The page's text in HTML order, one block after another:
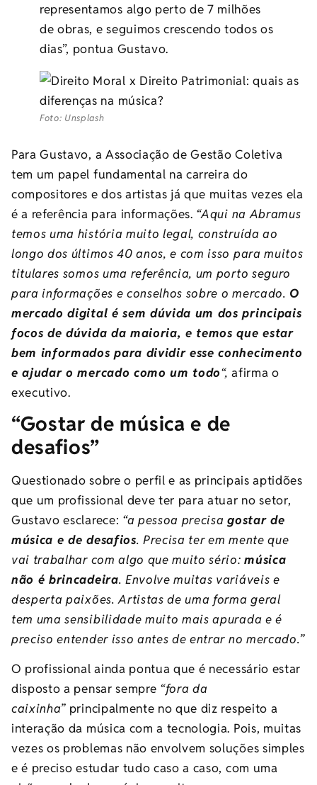
representamos algo perto de 7 milhões
de obras, e seguimos crescendo todos os
dias”, pontua Gustavo.
Foto: Unsplash
Para Gustavo, a Associação de Gestão Coletiva
tem um papel fundamental na carreira do
compositores e dos artistas já que muitas vezes ela
é a referência para informações. “Aqui na Abramus
temos uma história muito legal, construída ao
longo dos últimos 40 anos, e com isso para muitos
titulares somos uma referência, um porto seguro
para informações e conselhos sobre o mercado. O
mercado digital é sem dúvida um dos principais
focos de dúvida da maioria, e temos que estar
bem informados para dividir esse conhecimento
e ajudar o mercado como um todo“, afirma o
executivo.
“Gostar de música e de
desafios”
Questionado sobre o perfil e as principais aptidões
que um profissional deve ter para atuar no setor,
Gustavo esclarece: “a pessoa precisagostar de
música e de desafios. Precisa ter em mente que
vai trabalhar com algo que muito sério:música
não é brincadeira. Envolve muitas variáveis e
desperta paixões. Artistas de uma forma geral
tem uma sensibilidade muito mais apurada e é
preciso entender isso antes de entrar no mercado.”
O profissional ainda pontua que é necessário estar
disposto a pensar sempre “fora da
caixinha” principalmente no que diz respeito a
interação da música com a tecnologia. Pois, muitas
vezes os problemas não envolvem soluções simples
e é preciso estudar tudo caso a caso, com uma